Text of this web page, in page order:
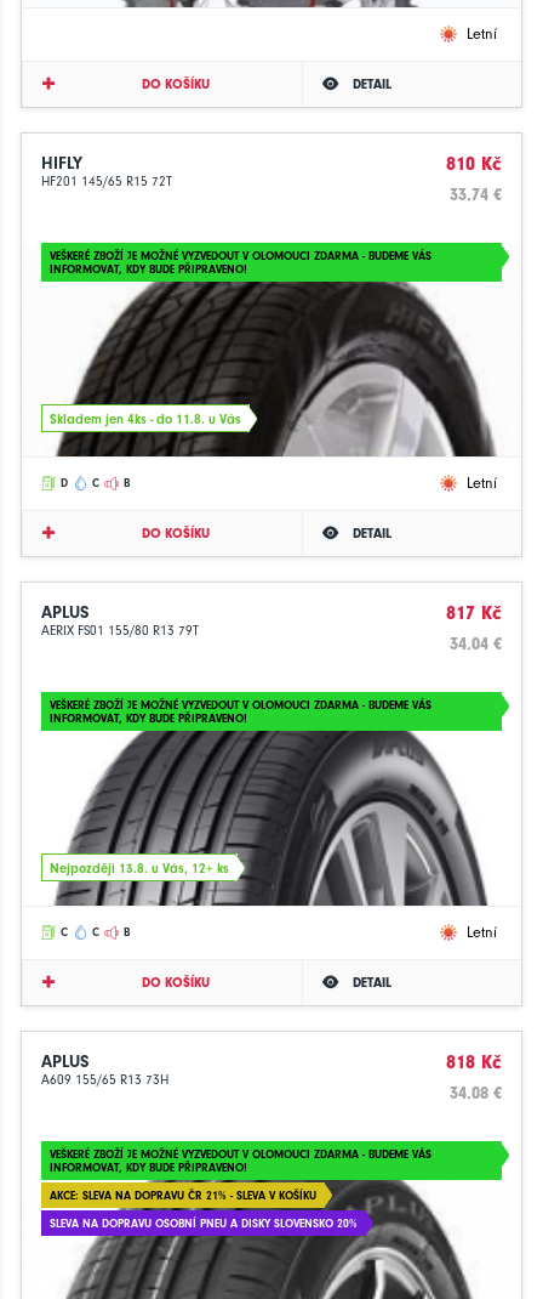
Letní
DO KOŠÍKU DETAIL
HIFLY
HF201 145/65 R15 72T
810 Kč
33.74 €
VEŠKERÉ ZBOŽÍ JE MOŽNÉ VYZVEDOUT V OLOMOUCI ZDARMA - BUDEME VÁS
INFORMOVAT, KDY BUDE PŘIPRAVENO!
Skladem jen 4ks - do 11.8. u Vás
D C B Letní
DO KOŠÍKU DETAIL
APLUS
AERIX FS01 155/80 R13 79T
817 Kč
34.04 €
VEŠKERÉ ZBOŽÍ JE MOŽNÉ VYZVEDOUT V OLOMOUCI ZDARMA - BUDEME VÁS
INFORMOVAT, KDY BUDE PŘIPRAVENO!
Nejpozději 13.8. u Vás, 12+ ks
C C B Letní
DO KOŠÍKU DETAIL
APLUS
A609 155/65 R13 73H
818 Kč
34.08 €
VEŠKERÉ ZBOŽÍ JE MOŽNÉ VYZVEDOUT V OLOMOUCI ZDARMA - BUDEME VÁS
INFORMOVAT, KDY BUDE PŘIPRAVENO!
AKCE: SLEVA NA DOPRAVU ČR 21% - SLEVA V KOŠÍKU
SLEVA NA DOPRAVU OSOBNÍ PNEU A DISKY SLOVENSKO 20%